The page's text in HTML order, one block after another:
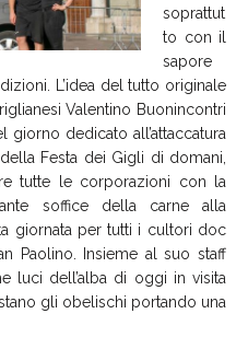
soprattut
to con il
sapore
L’idea del tutto originale
Valentino Buonincontri
dedicato all’attaccatura
Festa dei Gigli di domani,
tutte le corporazioni con la
soffice della carne alla
giornata per tutti i cultori doc
Paolino. Insieme al suo staff
luci dell’alba di oggi in visita
gli obelischi portando una